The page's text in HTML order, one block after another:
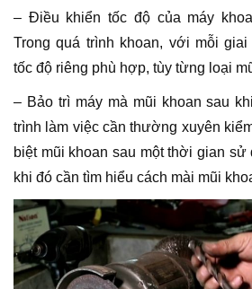
– Điều khiển tốc độ của máy
Trong quá trình khoan, với mỗi
tốc độ riêng phù hợp, tùy từng loại
– Bảo trì máy mà mũi khoan sau
trình làm việc cần thường xuyên
biệt mũi khoan sau một thời gian sử
khi đó cần tìm hiểu cách mài mũi